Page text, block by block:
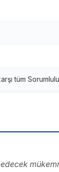
edecek
tüm